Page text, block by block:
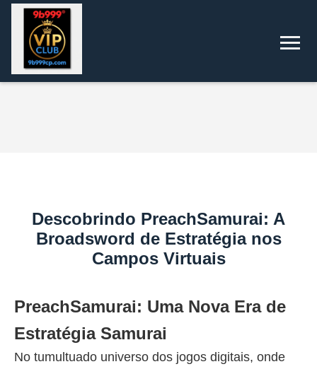
Descobrindo PreachSamurai: A
Broadsword de Estratégia nos
Campos Virtuais
PreachSamurai: Uma Nova Era de
Estratégia Samurai
No tumultuado universo dos jogos digitais, onde